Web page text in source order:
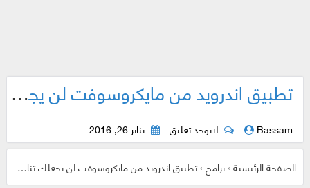
تطبيق اندرويد من مايكروسوفت لن يجعلك تنام بعد الآن !
Bassam لايوجد تعليق يناير 26, 2016
الصفحة الرئيسية›برامج›تطبيق اندرويد من مايكروسوفت لن يجعلك تنام بعد الآن !